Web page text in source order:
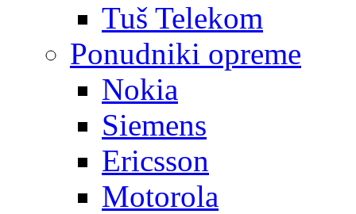
Tuš Telekom
Ponudniki opreme
Nokia
Siemens
Ericsson
Motorola